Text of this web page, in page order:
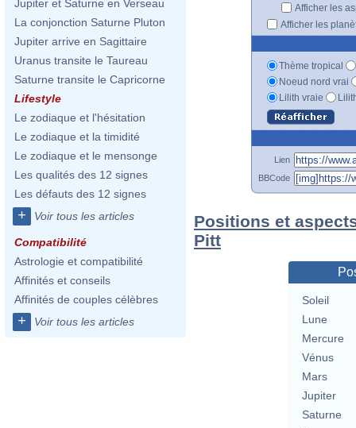
Jupiter et Saturne en Verseau
La conjonction Saturne Pluton
Jupiter arrive en Sagittaire
Uranus transite le Taureau
Saturne transite le Capricorne
Lifestyle
Le zodiaque et l'hésitation
Le zodiaque et la timidité
Le zodiaque et le mensonge
Les qualités des 12 signes
Les défauts des 12 signes
+ Voir tous les articles
Compatibilité
Astrologie et compatibilité
Affinités et conseils
Affinités de couples célèbres
+ Voir tous les articles
Afficher les
Afficher les
Thème tropical
Noeud nord vrai
Lilith vraie
Lien
BBCode
Positions et
Pitt
Soleil
Lune
Mercure
Vénus
Mars
Jupiter
Saturne